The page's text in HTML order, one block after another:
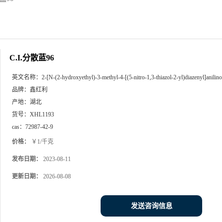
C.I.分散蓝96
英文名称： 2-[N-(2-hydroxyethyl)-3-methyl-4-[(5-nitro-1,3-thiazol-2-
品牌： 鑫红利
产地： 湖北
货号： XHL1193
cas： 72987-42-9
价格： ￥1/千克
发布日期： 2023-08-11
更新日期： 2026-08-08
发送咨询信息